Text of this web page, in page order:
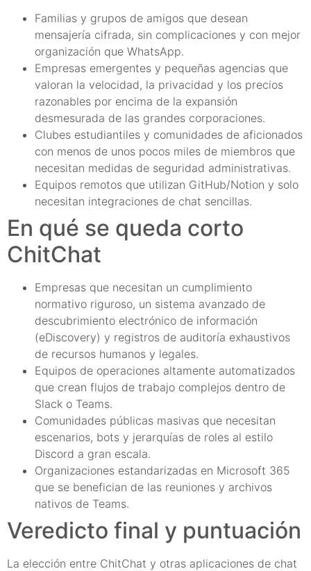
Familias y grupos de amigos que desean
mensajería cifrada, sin complicaciones y con mejor
organización que WhatsApp.
Empresas emergentes y pequeñas agencias que
valoran la velocidad, la privacidad y los precios
razonables por encima de la expansión
desmesurada de las grandes corporaciones.
Clubes estudiantiles y comunidades de aficionados
con menos de unos pocos miles de miembros que
necesitan medidas de seguridad administrativas.
Equipos remotos que utilizan GitHub/Notion y solo
necesitan integraciones de chat sencillas.
En qué se queda corto
ChitChat
Empresas que necesitan un cumplimiento
normativo riguroso, un sistema avanzado de
descubrimiento electrónico de información
(eDiscovery) y registros de auditoría exhaustivos
de recursos humanos y legales.
Equipos de operaciones altamente automatizados
que crean flujos de trabajo complejos dentro de
Slack o Teams.
Comunidades públicas masivas que necesitan
escenarios, bots y jerarquías de roles al estilo
Discord a gran escala.
Organizaciones estandarizadas en Microsoft 365
que se benefician de las reuniones y archivos
nativos de Teams.
Veredicto final y puntuación
La elección entre ChitChat y otras aplicaciones de chat